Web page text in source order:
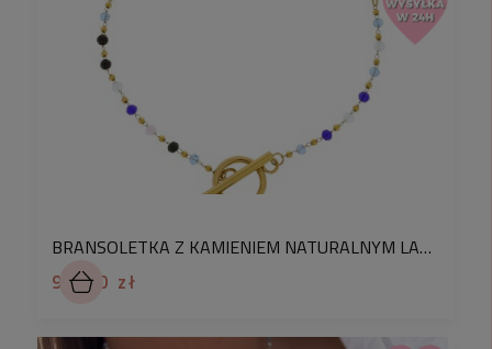
naszyjnik do Twoich potrzeb,
eleganckie opakowanie prezentowe dostępne
na życzenie.
Prosty, stylowy i zawsze modny – ten naszyjnik
to ponadczasowy dodatek, który podkreśli Twój
styl i doda uroku każdej stylizacji.
BRANSOLETKA Z KAMIENIEM NATURALNYM LAPIS LAZULI STAL CHIRURGICZNA POZŁACANA 316L
92,90 zł